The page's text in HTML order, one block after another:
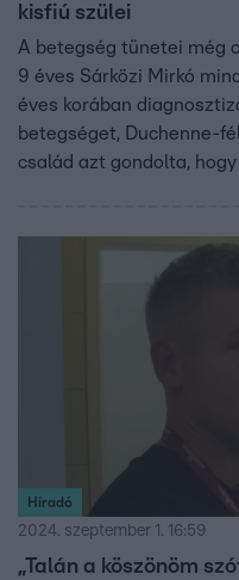
kisfiú szülei
A betegség tünetei még
9 éves Sárközi Mirkó
éves korában
betegséget, Duchenne-
család azt gondolta,
szegedi kisfiúnál. Ez
szegedi Gym Class
Híradó
2024. szeptember 1. 16:59
„Talán a köszönöm